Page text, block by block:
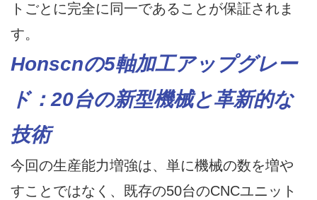
トごとに完全に同一であることが保証されま
す。
Honscnの5軸加工アップグレー
ド：20台の新型機械と革新的な
技術
今回の生産能力増強は、単に機械の数を増や
すことではなく、既存の50台のCNCユニット